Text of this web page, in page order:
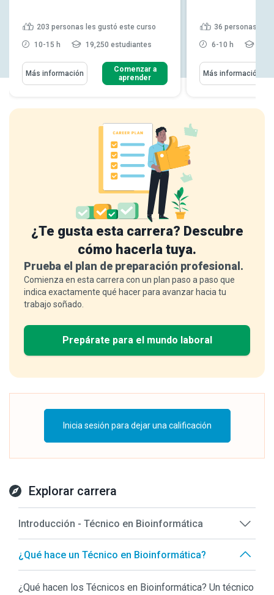
203 personas les gustó este curso
10-15 h 19,250 estudiantes
Más información
Comenzar a
aprender
36 personas les
6-10 h
Más información
¿Te gusta esta carrera? Descubre
cómo hacerla tuya.
Prueba el plan de preparación profesional.
Comienza en esta carrera con un plan paso a paso que
indica exactamente qué hacer para avanzar hacia tu
trabajo soñado.
Prepárate para el mundo laboral
Inicia sesión para dejar una calificación
Explorar carrera
Introducción - Técnico en Bioinformática
¿Qué hace un Técnico en Bioinformática?
¿Qué hacen los Técnicos en Bioinformática? Un técnico